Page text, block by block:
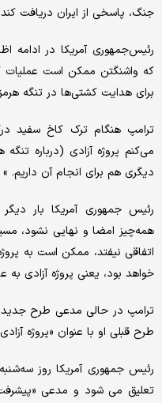
جنگ، پاسخی از ایران دریافت
رئیس‌جمهوری آمریکا در
که واشنگتن ممکن است عملیات
برای هدایت کشتی‌ها در تنگه هرمز
ترامپ هنگام ترک کاخ سفید
می‌کنم پروژه آزادی (درباره
دیگری هم برای انجام آن داریم. »
رئیس جمهوری آمریکا بار
همه‌چیز امضا و نهایی نشود،
اتفاقی نیفتد، ممکن است به
خواهد بود، یعنی پروژه آزادی به
ترامپ در حالی مدعی طرح جدید
طرح قبلی او با عنوان «پروژه
رئیس جمهوری آمریکا روز
تعلیق می شود و مدعی